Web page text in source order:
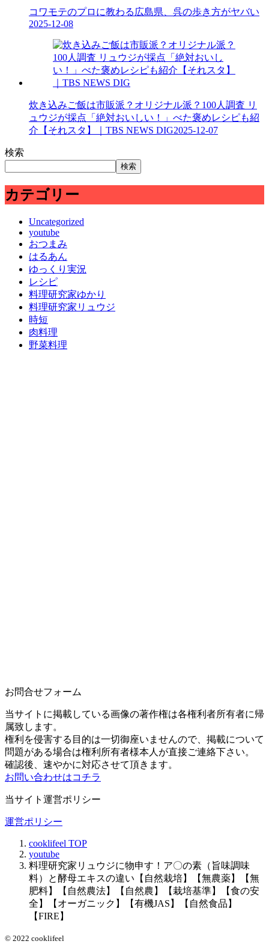
コワモテのプロに教わる広島県、呉の歩き方がヤバい
2025-12-08
炊き込みご飯は市販派？オリジナル派？100人調査 リ
ュウジが採点「絶対おいしい！」べた褒めレシピも紹
介【それスタ】｜TBS NEWS DIG2025-12-07
検索
検索
カテゴリー
Uncategorized
youtube
おつまみ
はるあん
ゆっくり実況
レシピ
料理研究家ゆかり
料理研究家リュウジ
時短
肉料理
野菜料理
お問合せフォーム
当サイトに掲載している画像の著作権は各権利者所有者に帰
属致します。
権利を侵害する目的は一切御座いませんので、掲載について
問題がある場合は権利所有者様本人が直接ご連絡下さい。
確認後、速やかに対応させて頂きます。
お問い合わせはコチラ
当サイト運営ポリシー
運営ポリシー
cooklifeel TOP
youtube
料理研究家リュウジに物申す！ア〇の素（旨味調味
料）と酵母エキスの違い【自然栽培】【無農薬】【無
肥料】【自然農法】【自然農】【栽培基準】【食の安
全】【オーガニック】【有機JAS】【自然食品】
【FIRE】
© 2022 cooklifeel